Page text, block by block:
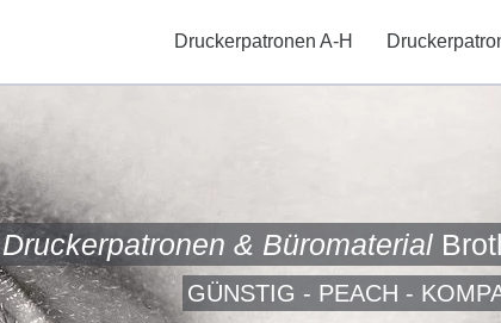
Druckerpatronen A-H
Druckerpatronen & Büromaterial
GÜNSTIG - PEACH -